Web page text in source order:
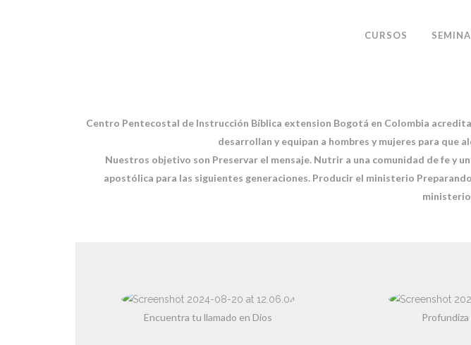
CURSOS
Centro Pentecostal de Instrucción Bíblica extension Bogotá en Colombia
desarrollan y equipan a hombres y mujeres para que
Nuestros objetivo son Preservar el mensaje. Nutrir a una comunidad de fe y
apostólica para las siguientes generaciones. Producir el ministerio
Encuentra tu llamado en Dios Profundiza